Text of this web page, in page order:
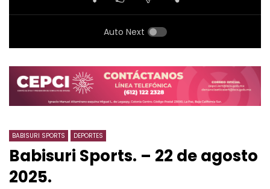
Auto Next
BABISURI SPORTS DEPORTES
Babisuri Sports. – 22 de agosto
2025.